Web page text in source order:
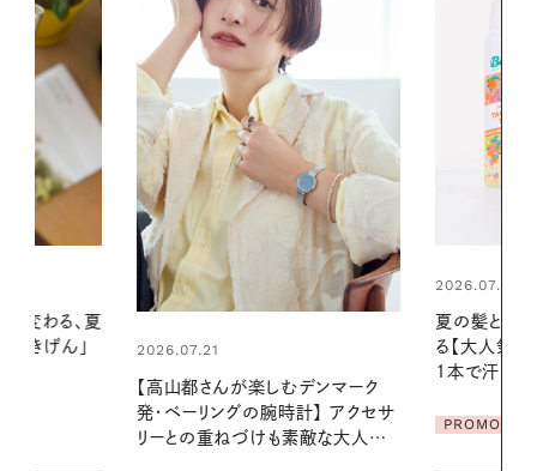
2026.07.24
る【大人気のドライシャンプー】 この
PROMOTION
2026.06.01
暑い夏のナイ
える夜の爽